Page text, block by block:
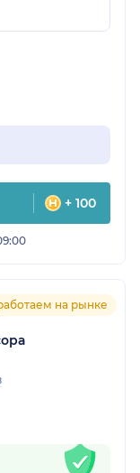
+ 100
на рынке